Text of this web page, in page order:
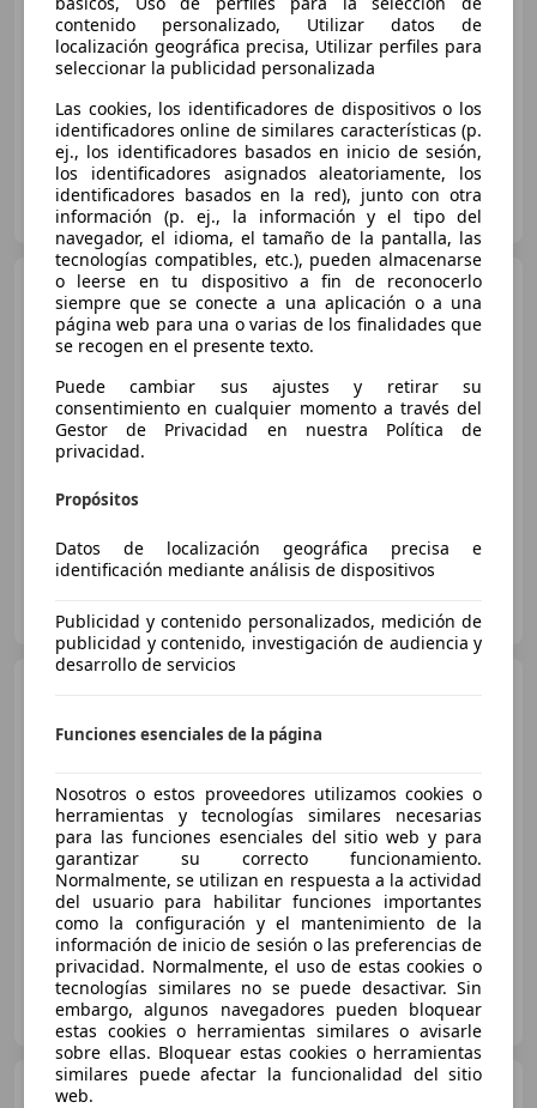
Súper oferta
12/2023 44.022 km Gasolina 60 kW (82 CV)
OCASIONPLUS - LAS PALMAS DE GRAN CANARIA
ES-35008 LAS PALMAS DE GRAN CANARIA
Citroen C3
1.2 PureTech S&S
Plus 83
€ 12.040
Sincomparación
ES-28023 MADRID
€ 11.895
Precio justo
01/2023 59.094 km Diésel 73 kW (99 CV)
STELLANTIS & YOU PALMA - Son Castelló
ES-07009 Son Castelló
Citroen C3
contenido personalizado, Utilizar datos de
localización geográfica precisa, Utilizar perfiles para
seleccionar la publicidad personalizada
Las cookies, los identificadores de dispositivos o los
identificadores online de similares características (p.
ej., los identificadores basados en inicio de sesión,
los identificadores asignados aleatoriamente, los
identificadores basados en la red), junto con otra
información (p. ej., la información y el tipo del
navegador, el idioma, el tamaño de la pantalla, las
tecnologías compatibles, etc.), pueden almacenarse
o leerse en tu dispositivo a fin de reconocerlo
siempre que se conecte a una aplicación o a una
página web para una o varias de los finalidades que
se recogen en el presente texto.
Puede cambiar sus ajustes y retirar su
consentimiento en cualquier momento a través del
Gestor de Privacidad en nuestra Política de
privacidad.
Propósitos
Datos de localización geográfica precisa e
identificación mediante análisis de dispositivos
Publicidad y contenido personalizados, medición de
publicidad y contenido, investigación de audiencia y
desarrollo de servicios
Funciones esenciales de la página
Nosotros o estos proveedores utilizamos cookies o
herramientas y tecnologías similares necesarias
para las funciones esenciales del sitio web y para
garantizar su correcto funcionamiento.
Normalmente, se utilizan en respuesta a la actividad
del usuario para habilitar funciones importantes
como la configuración y el mantenimiento de la
información de inicio de sesión o las preferencias de
privacidad. Normalmente, el uso de estas cookies o
tecnologías similares no se puede desactivar. Sin
embargo, algunos navegadores pueden bloquear
estas cookies o herramientas similares o avisarle
sobre ellas. Bloquear estas cookies o herramientas
similares puede afectar la funcionalidad del sitio
web.